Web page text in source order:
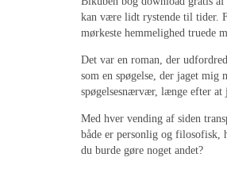
kan være lidt rystende til tider.
mørkeste hemmelighed truede
Det var en roman, der
som en spøgelse, der jaget
spøgelsesnærvær, længe efter
Med hver vending af siden
både er personlig og filosofisk,
du burde gøre noget andet?